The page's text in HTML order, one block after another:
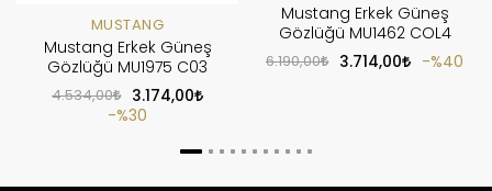
MUSTANG
Mustang Erkek Güneş
Gözlüğü MU1975 C03
4.534,00
3.174,00
%30
Mustang Erkek Güneş
Gözlüğü MU1462 COL4
6.190,00 3.714,00 %40